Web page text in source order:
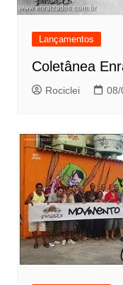
Lançamentos
Coletânea
Rociclei 08/